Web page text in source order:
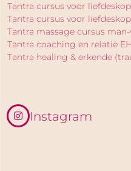
Tantra cursus voor
Tantra cursus voor
Tantra massage cursus
Tantra coaching en relatie
Tantra healing & erkende
Instagram